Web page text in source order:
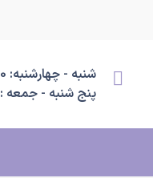
شنبه - چهارشنبه: 8.00 - 20.00
پنج شنبه - جمعه : 9.00 - 16.00